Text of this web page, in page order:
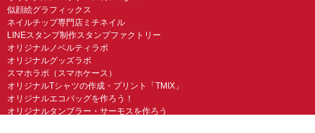
似顔絵グラフィックス
ネイルチップ専門店ミチネイル
LINEスタンプ制作スタンプファクトリー
オリジナルノベルティラボ
オリジナルグッズラボ
スマホラボ（スマホケース）
オリジナルTシャツの作成・プリント「TMIX」
オリジナルエコバッグを作ろう！
オリジナルタンブラー・サーモスを作ろう